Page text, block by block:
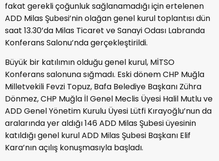
fakat gerekli çoğunluk sağlanamadığı için ertelenen
ADD Milas Şubesi’nin olağan genel kurul toplantısı dün
saat 13.30’da Milas Ticaret ve Sanayi Odası Labranda
Konferans Salonu’nda gerçekleştirildi.
Büyük bir katılımın olduğu genel kurul, MİTSO
Konferans salonuna sığmadı. Eski dönem CHP Muğla
Milletvekili Fevzi Topuz, Bafa Belediye Başkanı Zühra
Dönmez, CHP Muğla İl Genel Meclis Üyesi Halil Mutlu ve
ADD Genel Yönetim Kurulu Üyesi Lütfi Kırayoğlu’nun da
aralarında yer aldığı 146 ADD Milas Şubesi üyesinin
katıldığı genel kurul ADD Milas Şubesi Başkanı Elif
Kara’nın açılış konuşmasıyla başladı.